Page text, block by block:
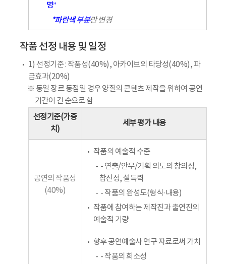
명”
*파란색 부분만 변경
작품 선정 내용 및 일정
1) 선정기준 : 작품성(40%), 아카이브의 타당성(40%), 파
급효과(20%)
※ 동일 장르 동점일 경우 양질의 콘텐츠 제작을 위하여 공연
기간이 긴 순으로 함
선정기준(가중
치)
세부 평가 내용
공연의 작품성
(40%)
작품의 예술적 수준
- 연출/안무/기획 의도의 창의성,
참신성, 설득력
- 작품의 완성도(형식·내용)
작품에 참여하는 제작진과 출연진의
예술적 기량
향후 공연예술사 연구 자료로써 가치
- 작품의 희소성